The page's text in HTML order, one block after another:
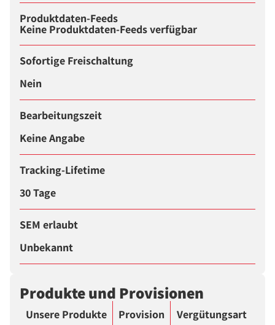
Produktdaten-Feeds
Keine Produktdaten-Feeds verfügbar
Sofortige Freischaltung
Nein
Bearbeitungszeit
Keine Angabe
Tracking-Lifetime
30 Tage
SEM erlaubt
Unbekannt
Produkte und Provisionen
Unsere Produkte Provision
Vergütungsart